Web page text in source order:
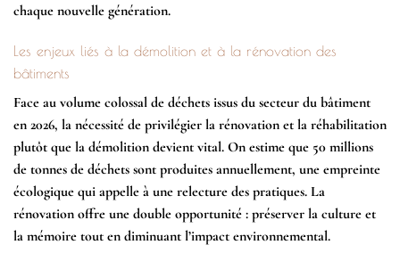
chaque nouvelle génération.
Les enjeux liés à la démolition et à la rénovation des
bâtiments
Face au volume colossal de déchets issus du secteur du bâtiment
en 2026, la nécessité de privilégier la rénovation et la réhabilitation
plutôt que la démolition devient vital. On estime que 50 millions
de tonnes de déchets sont produites annuellement, une empreinte
écologique qui appelle à une relecture des pratiques. La
rénovation offre une double opportunité : préserver la culture et
la mémoire tout en diminuant l’impact environnemental.